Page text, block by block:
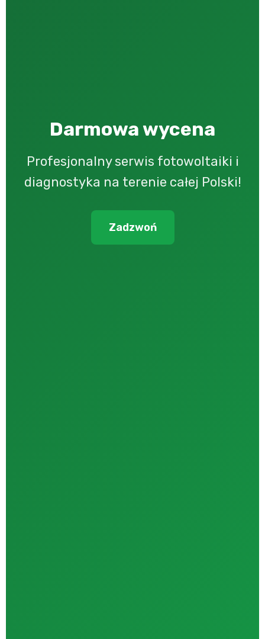
Darmowa wycena
Profesjonalny serwis fotowoltaiki i
diagnostyka na terenie całej Polski!
Zadzwoń